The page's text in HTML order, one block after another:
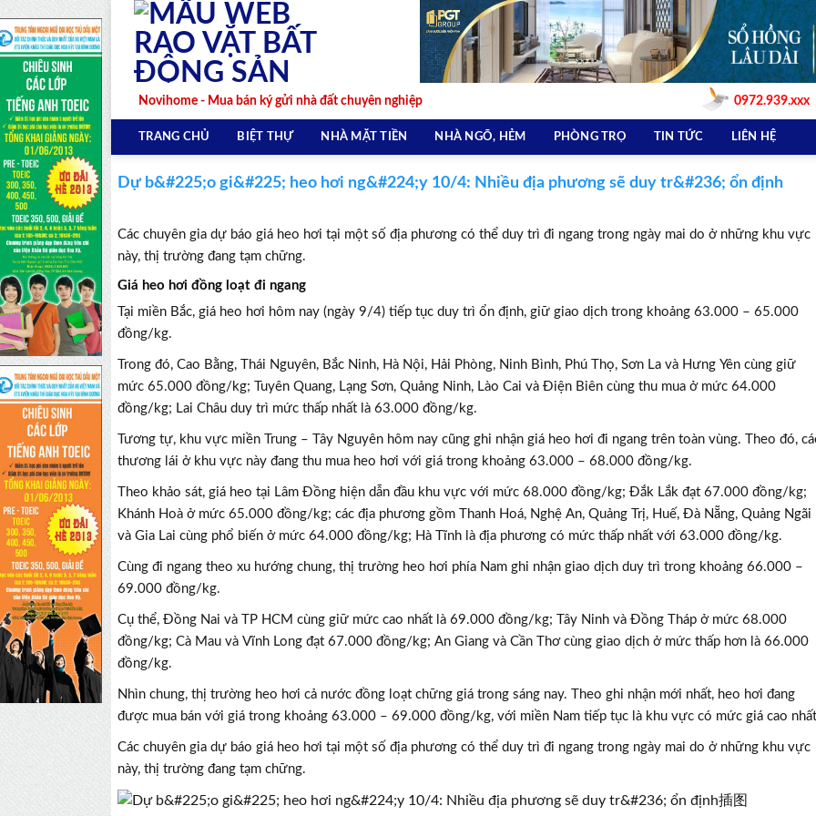
Skip
content
Novihome - Mua bán ký gửi nhà đất chuyên nghiệp 0972.939.xxx
TRANG CHỦ BIỆT THỰ NHÀ MẶT TIỀN NHÀ NGÕ, HẺM PHÒNG TRỌ TIN TỨC LIÊN HỆ
Dự b&#225;o gi&#225; heo hơi ng&#224;y 10/4: Nhiều địa phương sẽ duy tr&#236; ổn định
Các chuyên gia dự báo giá heo hơi tại một số địa phương có thể duy trì đi ngang trong ngày mai do ở những khu vực
này, thị trường đang tạm chững.
Giá heo hơi đồng loạt đi ngang
Tại miền Bắc, giá heo hơi hôm nay (ngày 9/4) tiếp tục duy trì ổn định, giữ giao dịch trong khoảng 63.000 – 65.000
đồng/kg.
Trong đó, Cao Bằng, Thái Nguyên, Bắc Ninh, Hà Nội, Hải Phòng, Ninh Bình, Phú Thọ, Sơn La và Hưng Yên cùng giữ
mức 65.000 đồng/kg; Tuyên Quang, Lạng Sơn, Quảng Ninh, Lào Cai và Điện Biên cùng thu mua ở mức 64.000
đồng/kg; Lai Châu duy trì mức thấp nhất là 63.000 đồng/kg.
Tương tự, khu vực miền Trung – Tây Nguyên hôm nay cũng ghi nhận giá heo hơi đi ngang trên toàn vùng. Theo đó,
thương lái ở khu vực này đang thu mua heo hơi với giá trong khoảng 63.000 – 68.000 đồng/kg.
Theo khảo sát, giá heo tại Lâm Đồng hiện dẫn đầu khu vực với mức 68.000 đồng/kg; Đắk Lắk đạt 67.000 đồng/kg;
Khánh Hoà ở mức 65.000 đồng/kg; các địa phương gồm Thanh Hoá, Nghệ An, Quảng Trị, Huế, Đà Nẵng, Quảng Ngãi
và Gia Lai cùng phổ biến ở mức 64.000 đồng/kg; Hà Tĩnh là địa phương có mức thấp nhất với 63.000 đồng/kg.
Cùng đi ngang theo xu hướng chung, thị trường heo hơi phía Nam ghi nhận giao dịch duy trì trong khoảng 66.000 –
69.000 đồng/kg.
Cụ thể, Đồng Nai và TP HCM cùng giữ mức cao nhất là 69.000 đồng/kg; Tây Ninh và Đồng Tháp ở mức 68.000
đồng/kg; Cà Mau và Vĩnh Long đạt 67.000 đồng/kg; An Giang và Cần Thơ cùng giao dịch ở mức thấp hơn là 66.000
đồng/kg.
Nhìn chung, thị trường heo hơi cả nước đồng loạt chững giá trong sáng nay. Theo ghi nhận mới nhất, heo hơi đang
được mua bán với giá trong khoảng 63.000 – 69.000 đồng/kg, với miền Nam tiếp tục là khu vực có mức giá cao
Các chuyên gia dự báo giá heo hơi tại một số địa phương có thể duy trì đi ngang trong ngày mai do ở những khu vực
này, thị trường đang tạm chững.